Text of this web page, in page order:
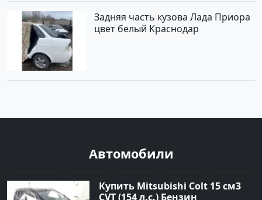
Задняя часть кузова Лада Приора
цвет белый Краснодар
Автомобили
Купить Mitsubishi Colt 15 см3
CVT (154 л.с.) Бензин